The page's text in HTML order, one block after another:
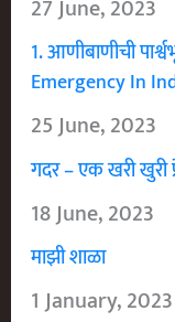
27 June, 2023
1. आणीबाणीची
Emergency In
25 June, 2023
गदर – एक खरी
18 June, 2023
माझी शाळा
1 January, 2023